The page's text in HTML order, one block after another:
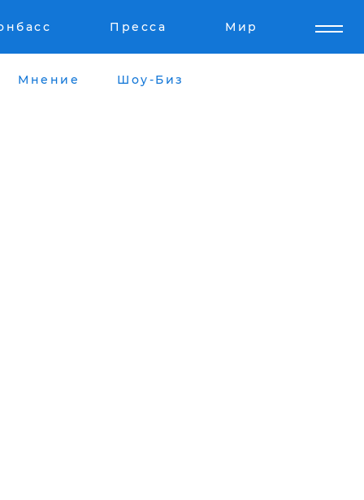
Пресса Мир
Мнение Шоу-Биз